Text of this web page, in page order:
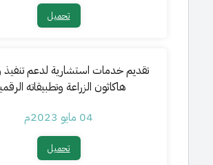
تحميل​
تقديم خدمات استشارية لدعم
هاكاثون الزراعة وتطبيقاته
04 مايو 2023م
تحميل​